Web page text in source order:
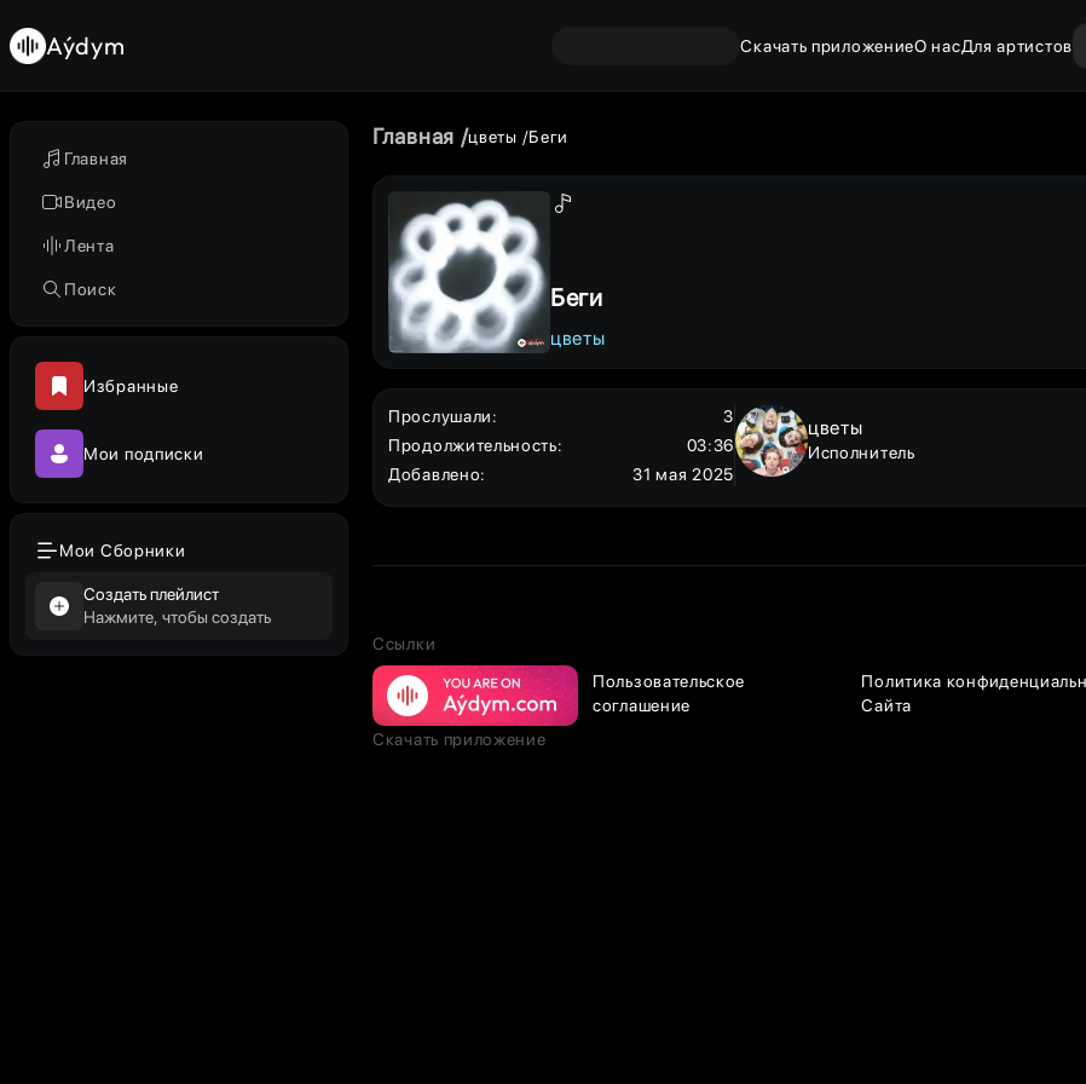
Главная
Видео
Лента
Поиск
Избранные
Мои подписки
Мои Сборники
Создать плейлист
Нажмите, чтобы создать
Aýdym Скачать приложениеО насДля артистов
Главная цветы Беги
Беги
цветы
Прослушали:
3
Продолжительность:
03:36
Добавлено: 31 мая 2025
цветы
Исполнитель
Ссылки
Пользовательское
соглашение
Политика
Сайта
Скачать приложение